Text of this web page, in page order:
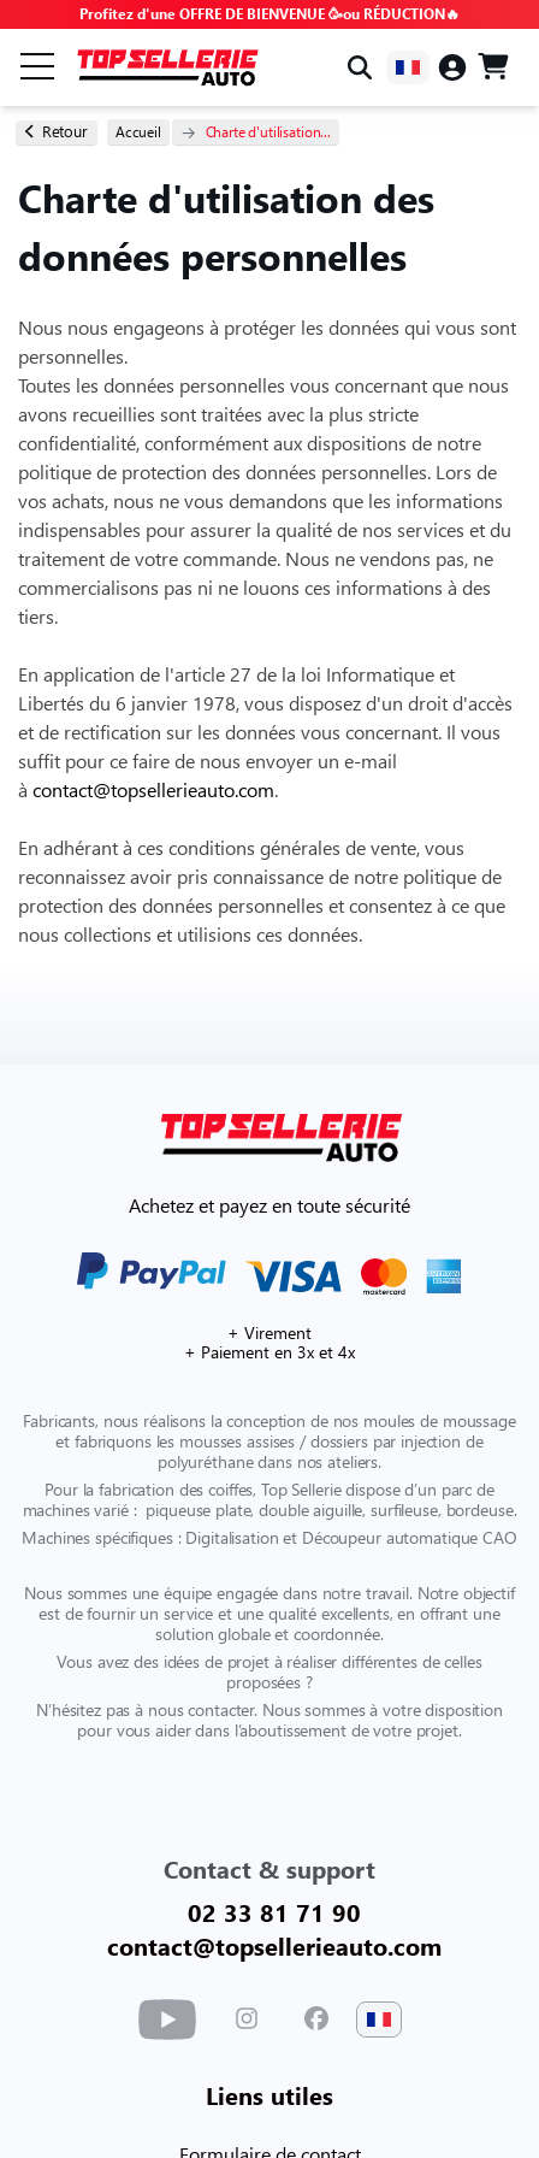
Profitez d'une OFFRE DE BIENVENUE 🥳ou RÉDUCTION🔥
PAR MARQUE & MODÈLE
TOUS LES PRODUITS
BONS PLANS
CODES PROMO
CONSEILS & TUTOS
FAQ
NOUS CONTACTER
Retour Accueil Charte d'utilisation...
Charte d'utilisation des
données personnelles
Nous nous engageons à protéger les données qui vous sont
personnelles.
Toutes les données personnelles vous concernant que nous
avons recueillies sont traitées avec la plus stricte
confidentialité, conformément aux dispositions de notre
politique de protection des données personnelles. Lors de
vos achats, nous ne vous demandons que les informations
indispensables pour assurer la qualité de nos services et du
traitement de votre commande. Nous ne vendons pas, ne
commercialisons pas ni ne louons ces informations à des
tiers.
En application de l'article 27 de la loi Informatique et
Libertés du 6 janvier 1978, vous disposez d'un droit d'accès
et de rectification sur les données vous concernant. Il vous
suffit pour ce faire de nous envoyer un e-mail
à contact@topsellerieauto.com.
En adhérant à ces conditions générales de vente, vous
reconnaissez avoir pris connaissance de notre politique de
protection des données personnelles et consentez à ce que
nous collections et utilisions ces données.
Achetez et payez en toute sécurité
+ Virement
+ Paiement en 3x et 4x
Fabricants, nous réalisons la conception de nos moules de moussage
et fabriquons les mousses assises / dossiers par injection de
polyuréthane dans nos ateliers.
Pour la fabrication des coiffes, Top Sellerie dispose d’un parc de
machines varié : piqueuse plate, double aiguille, surfileuse, bordeuse.
Machines spécifiques : Digitalisation et Découpeur automatique CAO
Nous sommes une équipe engagée dans notre travail. Notre objectif
est de fournir un service et une qualité excellents, en offrant une
solution globale et coordonnée.
Vous avez des idées de projet à réaliser différentes de celles
proposées ?
N’hésitez pas à nous contacter. Nous sommes à votre disposition
pour vous aider dans l’aboutissement de votre projet.
Contact & support
02 33 81 71 90
contact@topsellerieauto.com
Liens utiles